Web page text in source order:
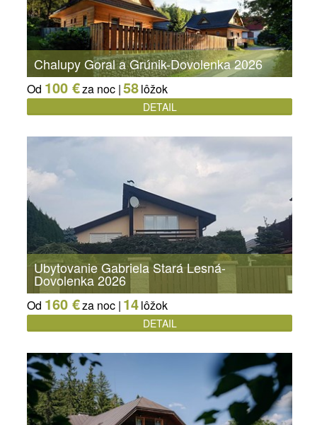
Chalupy Goral a Grúnik-Dovolenka 2026
Od 100 €za noc |58lôžok
DETAIL
Ubytovanie Gabriela Stará Lesná-
Dovolenka 2026
Od 160 €za noc | 14lôžok
DETAIL